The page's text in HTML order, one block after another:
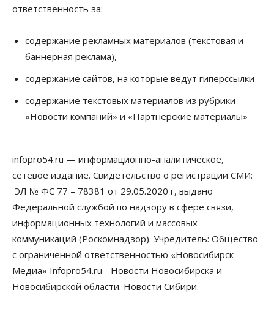
Авто Общество
07 Августа 2026, 13:00
Школы, библиотеки, пешеходные тротуары:
социальных объектах
07 Августа 2026, 12:35
на выходных
07 Августа 2026, 12:00
Жители Новосибирска смогут добровольно
повысить свою пенсию
07 Августа 2026, 11:30
Общество
Деньгами будут распоряжаться дети: в десяти
школах Новосибирской области введут
инициативное бюджетирование
ответственность за:
содержание рекламных материалов (текстовая и
баннерная реклама),
содержание сайтов, на которые ведут гиперссылки
содержание текстовых материалов из рубрики
«Новости компаний» и «Партнерские материалы»
infopro54.ru — информационно-аналитическое,
сетевое издание. Свидетельство о регистрации СМИ:
ЭЛ № ФС 77 – 78381 от 29.05.2020 г, выдано
Федеральной службой по надзору в сфере связи,
информационных технологий и массовых
коммуникаций (Роскомнадзор). Учредитель: Общество
с ограниченной ответственностью «Новосибирск
Медиа» Infopro54.ru - Новости Новосибирска и
Новосибирской области. Новости Сибири.